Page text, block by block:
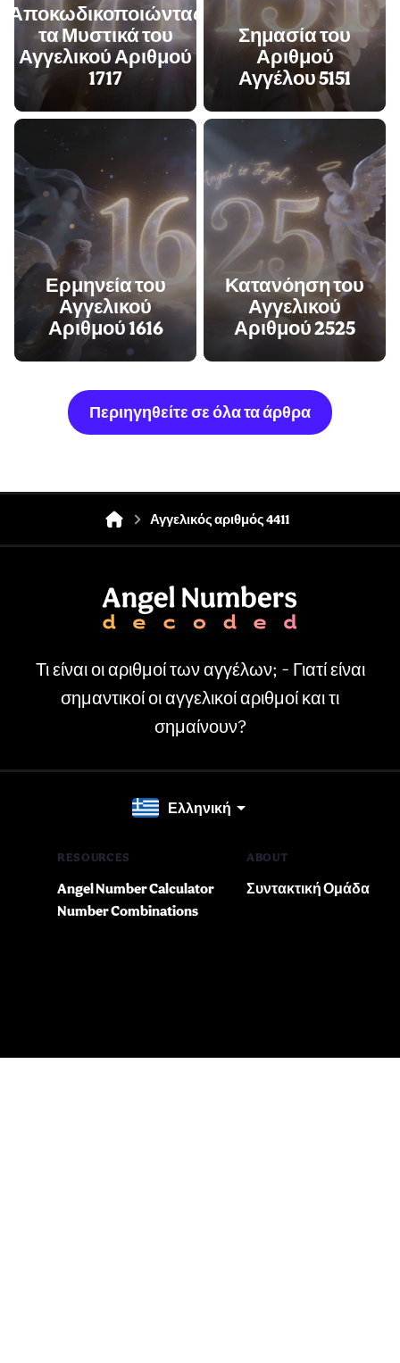
Αποκωδικοποιώντας
τα Μυστικά του
Αγγελικού Αριθμού
1717
Σημασία του
Αριθμού
Αγγέλου 5151
Ερμηνεία του
Αγγελικού
Αριθμού 1616
Κατανόηση του
Αγγελικού
Αριθμού 2525
Περιηγηθείτε σε όλα τα άρθρα
Αγγελικός αριθμός 4411
Τι είναι οι αριθμοί των αγγέλων; - Γιατί είναι
σημαντικοί οι αγγελικοί αριθμοί και τι
σημαίνουν?
Ελληνική
RESOURCES
Angel Number Calculator
Number Combinations
ABOUT
Συντακτική Ομάδα